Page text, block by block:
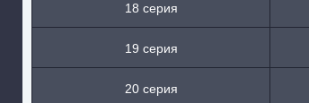
18 серия
19 серия
20 серия